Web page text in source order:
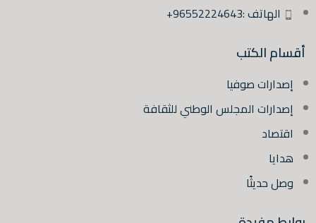
الهاتف :96552224643+
أقسام الكتب
إصدارات صوفيا
إصدارات المجلس الوطني للثقافة
اقتصاد
هدايا
وصل حديثًا